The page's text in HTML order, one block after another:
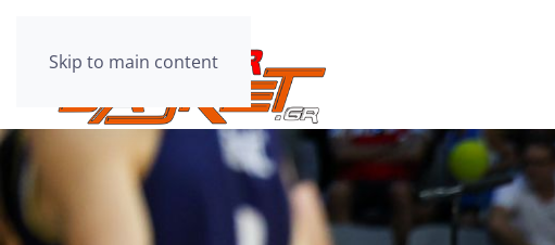
Skip to main content